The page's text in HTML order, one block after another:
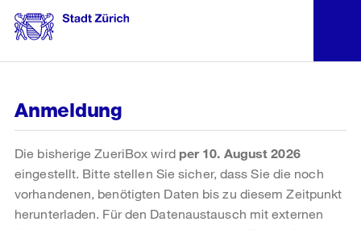
Anmeldung
Die bisherige ZueriBox wird per 10. August 2026
eingestellt. Bitte stellen Sie sicher, dass Sie die noch
vorhandenen, benötigten Daten bis zu diesem Zeitpunkt
herunterladen. Für den Datenaustausch mit externen